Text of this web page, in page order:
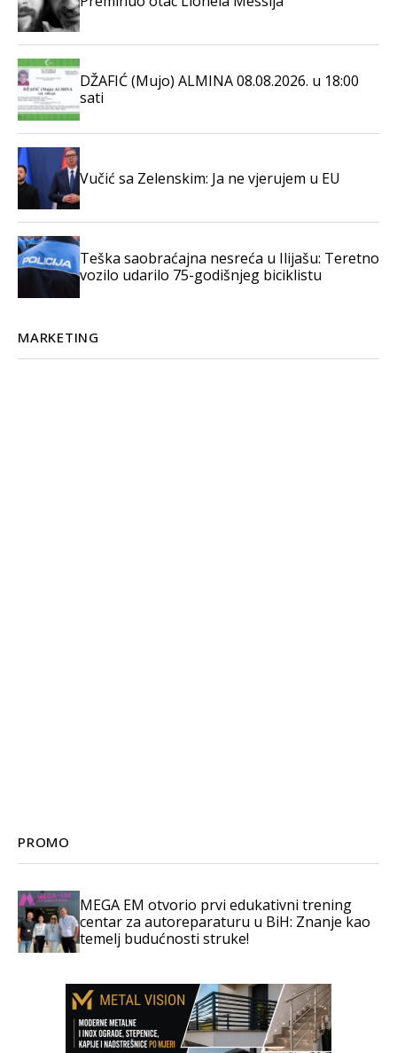
DŽAFIĆ (Mujo) ALMINA 08.08.2026. u 18:00
sati
Vučić sa Zelenskim: Ja ne vjerujem u EU
Teška saobraćajna nesreća u Ilijašu: Teretno
vozilo udarilo 75-godišnjeg biciklistu
MARKETING
PROMO
MEGA EM otvorio prvi edukativni trening
centar za autoreparaturu u BiH: Znanje kao
temelj budućnosti struke!